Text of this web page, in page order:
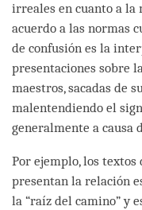
irreales en cuanto a la
acuerdo a las normas
de confusión es la
presentaciones sobre
maestros, sacadas de
malentendiendo el
generalmente a causa
Por ejemplo, los textos
presentan la relación
la “raíz del camino” y